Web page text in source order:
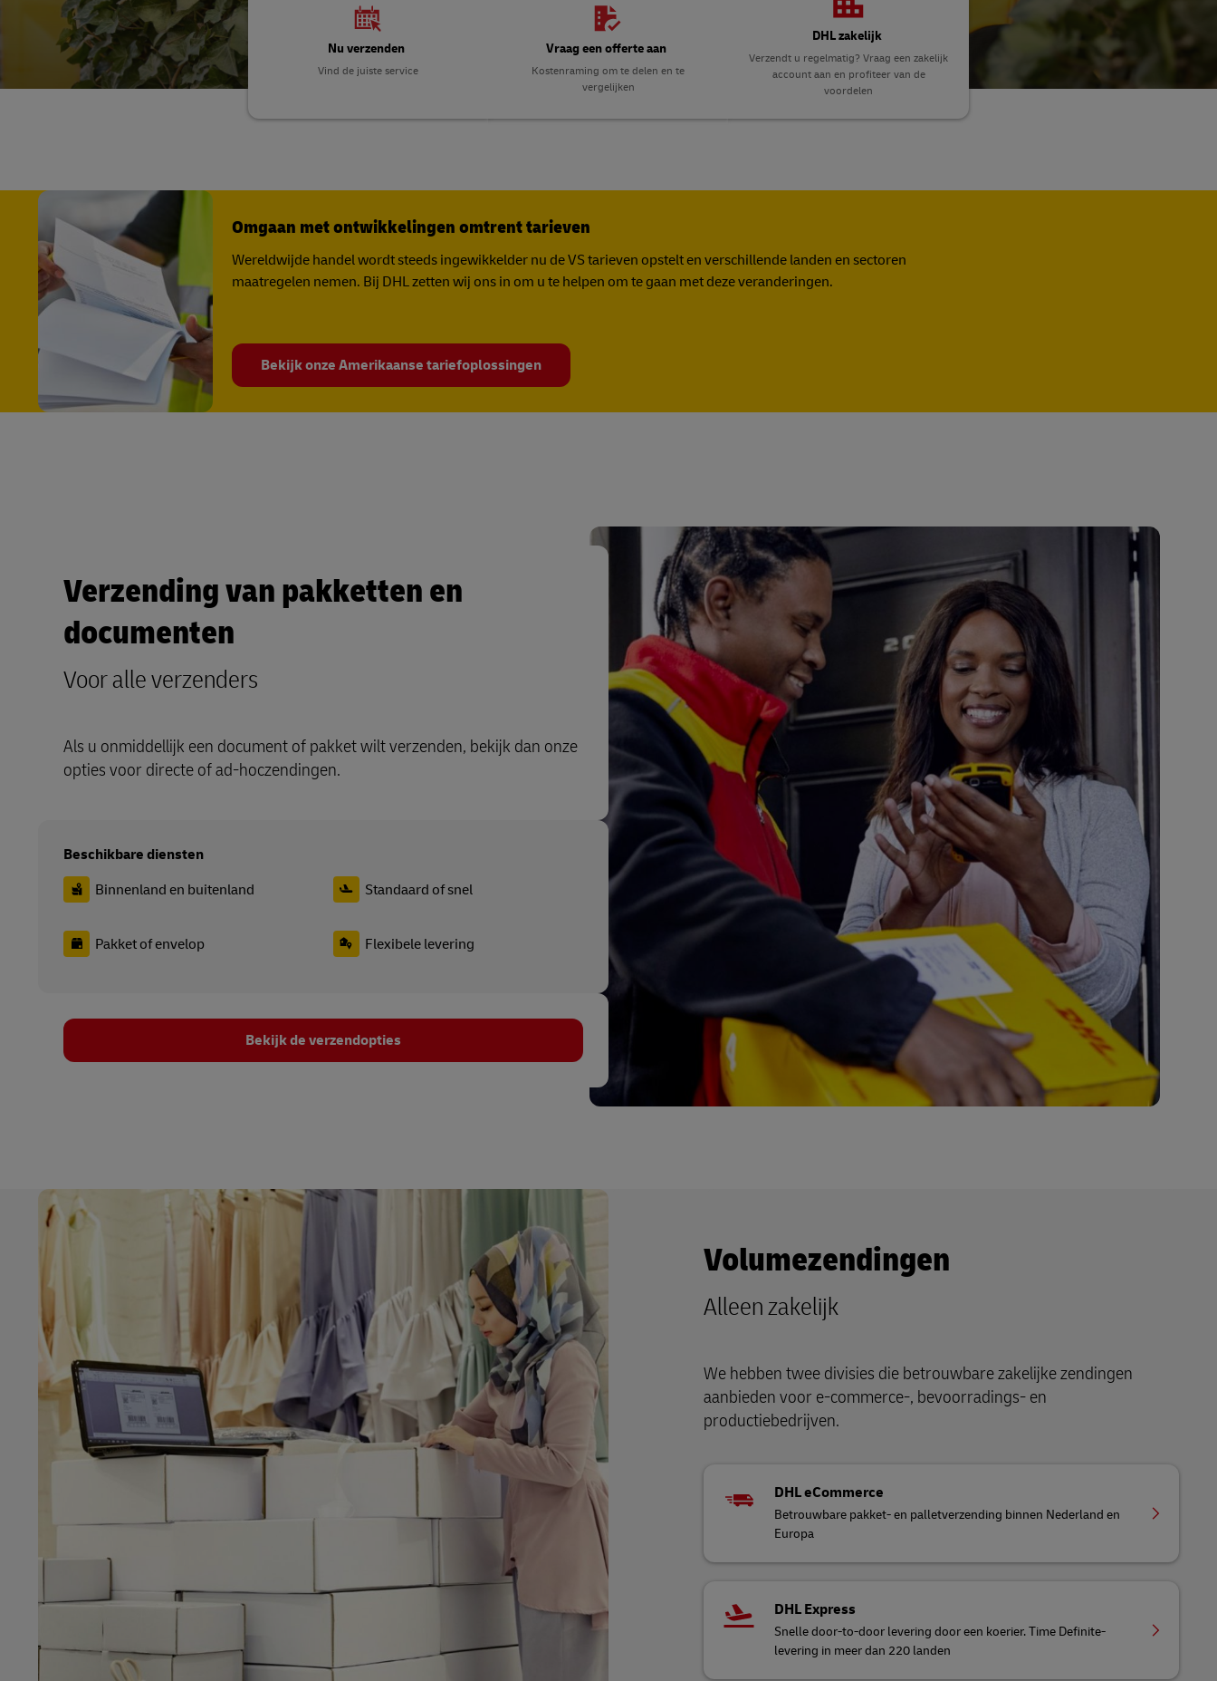
MySupplyChain
Meer informatie over Portalen
MyGTS
DHL SameDay
Nu verzenden
Vind de juiste service
Vraag een offerte aan
Kostenraming om te delen en te
vergelijken
DHL zakelijk
Verzendt u regelmatig? Vraag een zakelijk
account aan en profiteer van de
voordelen
Omgaan met ontwikkelingen omtrent tarieven
Wereldwijde handel wordt steeds ingewikkelder nu de VS tarieven opstelt en verschillende landen en sectoren
maatregelen nemen. Bij DHL zetten wij ons in om u te helpen om te gaan met deze veranderingen.
Bekijk onze Amerikaanse tariefoplossingen
Verzending van pakketten en
documenten
Voor alle verzenders
Als u onmiddellijk een document of pakket wilt verzenden, bekijk dan onze
opties voor directe of ad-hoczendingen.
Beschikbare diensten
Binnenland en buitenland
Pakket of envelop
Standaard of snel
Flexibele levering
Bekijk de verzendopties
Volumezendingen
Alleen zakelijk
We hebben twee divisies die betrouwbare zakelijke zendingen
aanbieden voor e-commerce-, bevoorradings- en
productiebedrijven.
DHL eCommerce
Betrouwbare pakket- en palletverzending binnen Nederland en
Europa
DHL Express
Snelle door-to-door levering door een koerier. Time Definite-
levering in meer dan 220 landen